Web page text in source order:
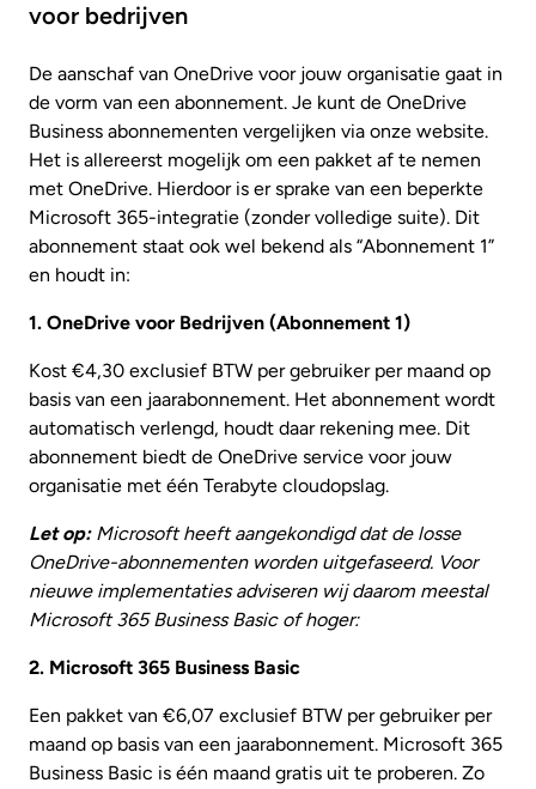
voor bedrijven
De aanschaf van OneDrive voor jouw organisatie gaat in
de vorm van een abonnement. Je kunt de OneDrive
Business abonnementen vergelijken via onze website.
Het is allereerst mogelijk om een pakket af te nemen
met OneDrive. Hierdoor is er sprake van een beperkte
Microsoft 365-integratie (zonder volledige suite). Dit
abonnement staat ook wel bekend als “Abonnement 1”
en houdt in:
1. OneDrive voor Bedrijven (Abonnement 1)
Kost €4,30 exclusief BTW per gebruiker per maand op
basis van een jaarabonnement. Het abonnement wordt
automatisch verlengd, houdt daar rekening mee. Dit
abonnement biedt de OneDrive service voor jouw
organisatie met één Terabyte cloudopslag.
Let op:Microsoft heeft aangekondigd dat de losse
OneDrive-abonnementen worden uitgefaseerd. Voor
nieuwe implementaties adviseren wij daarom meestal
Microsoft 365 Business Basic of hoger:
2. Microsoft 365 Business Basic
Een pakket van €6,07 exclusief BTW per gebruiker per
maand op basis van een jaarabonnement. Microsoft 365
Business Basic is één maand gratis uit te proberen. Zo